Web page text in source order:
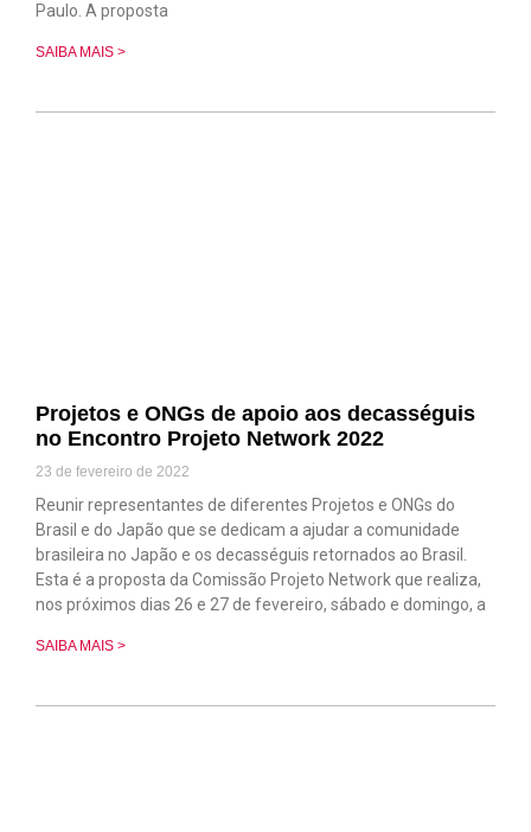
Paulo. A proposta
SAIBA MAIS >
Projetos e ONGs de apoio aos decasséguis
no Encontro Projeto Network 2022
23 de fevereiro de 2022
Reunir representantes de diferentes Projetos e ONGs do
Brasil e do Japão que se dedicam a ajudar a comunidade
brasileira no Japão e os decasséguis retornados ao Brasil.
Esta é a proposta da Comissão Projeto Network que realiza,
nos próximos dias 26 e 27 de fevereiro, sábado e domingo, a
SAIBA MAIS >